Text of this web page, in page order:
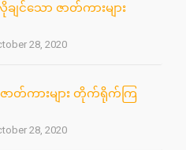
ချင်သော ဇာတ်ကားများ
28, 2020
ဇာတ်ကားများ တိုက်ရိုက်ကြ
28, 2020